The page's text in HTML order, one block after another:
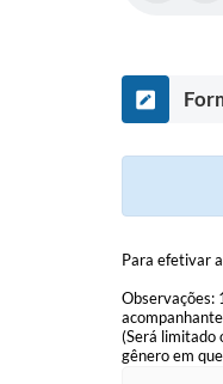
Para efetivar
Observações:
(Será limitado
gênero em